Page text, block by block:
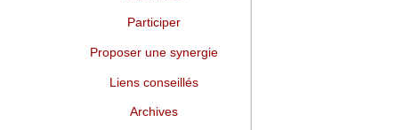
Participer
Proposer une synergie
Liens conseillés
Archives